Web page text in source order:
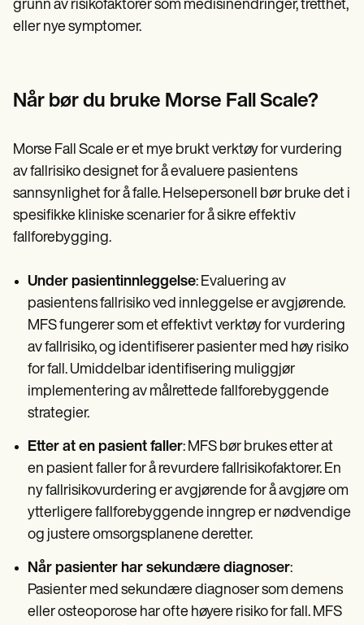
grunn av risikofaktorer som medisinendringer, tretthet,
eller nye symptomer.
Når bør du bruke Morse Fall Scale?
Morse Fall Scale er et mye brukt verktøy for vurdering
av fallrisiko designet for å evaluere pasientens
sannsynlighet for å falle. Helsepersonell bør bruke det i
spesifikke kliniske scenarier for å sikre effektiv
fallforebygging.
Under pasientinnleggelse: Evaluering av
pasientens fallrisiko ved innleggelse er avgjørende.
MFS fungerer som et effektivt verktøy for vurdering
av fallrisiko, og identifiserer pasienter med høy risiko
for fall. Umiddelbar identifisering muliggjør
implementering av målrettede fallforebyggende
strategier.
Etter at en pasient faller: MFS bør brukes etter at
en pasient faller for å revurdere fallrisikofaktorer. En
ny fallrisikovurdering er avgjørende for å avgjøre om
ytterligere fallforebyggende inngrep er nødvendige
og justere omsorgsplanene deretter.
Når pasienter har sekundære diagnoser:
Pasienter med sekundære diagnoser som demens
eller osteoporose har ofte høyere risiko for fall. MFS